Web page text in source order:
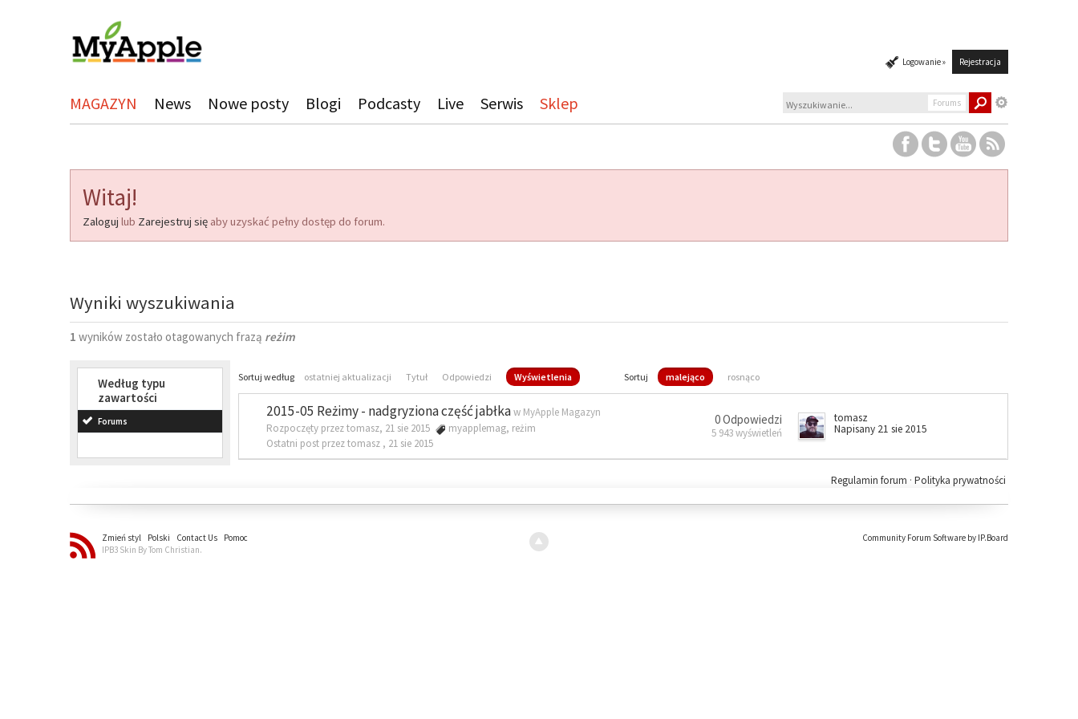
Logowanie » Rejestracja
MAGAZYN News Nowe posty Blogi Podcasty Live Serwis Sklep Forums
Witaj!
Zaloguj lub Zarejestruj się aby uzyskać pełny dostęp do forum.
Wyniki wyszukiwania
1 wyników zostało otagowanych frazą reżim
Według typu
zawartości
Forums
Sortuj według ostatniej aktualizacji Tytuł Odpowiedzi Wyświetlenia Sortuj malejąco rosnąco
2015-05 Reżimy - nadgryziona część jabłkaw MyApple Magazyn
Rozpoczęty przez tomasz, 21 sie 2015
myapplemag, reżim
Ostatni post przez tomasz , 21 sie 2015
0 Odpowiedzi
5 943 wyświetleń
tomasz
Napisany 21 sie 2015
Polityka prywatności
Regulamin forum ·
Zmień styl Polski Contact Us
Pomoc
IPB3 Skin By Tom Christian.
Community Forum Software by IP.Board